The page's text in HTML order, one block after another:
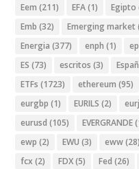
Eem (211) EFA(1) Egipto
Emb (32) Emerging market
Energia (377) enph (1)
ES (73) escritos (3)
ETFs (1723) ethereum (95)
eurgbp (1) EURILS (2)
eurusd (105) EVERGRANDE
ewp (2) EWU (3) eww(28)
fcx (2) FDX(5) Fed (26)